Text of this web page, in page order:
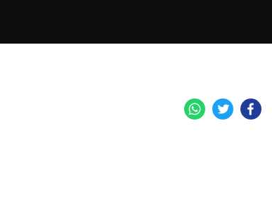
Facebook
Twitter
WhatsApp